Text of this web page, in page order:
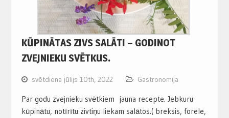
KŪPINĀTAS ZIVS SALĀTI – GODINOT
ZVEJNIEKU SVĒTKUS.
svētdiena jūlijs 10th, 2022 Gastronomija
Par godu zvejnieku svētkiem jauna recepte. Jebkuru
kūpinātu, notīrītu zivtiņu liekam salātos.( breksis, forele,